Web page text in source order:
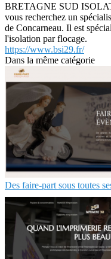
BRETAGNE SUD
vous recherchez un
de Concarneau. Il est
l'isolation par flocage.
https://www.bsi29.fr/
Dans la même catégorie
Des faire-part sous toutes